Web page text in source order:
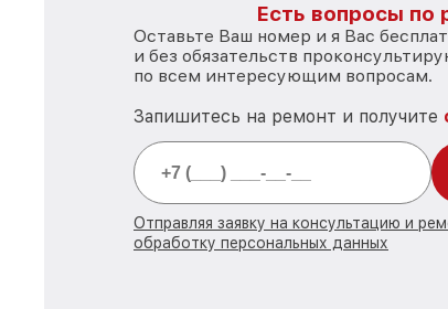
Есть вопросы по
Оставьте Ваш номер и я Вас
и без обязательств
по всем интересующим вопросам.
Запишитесь на ремонт и получите
Отправляя заявку на консультацию и
обработку персональных данных